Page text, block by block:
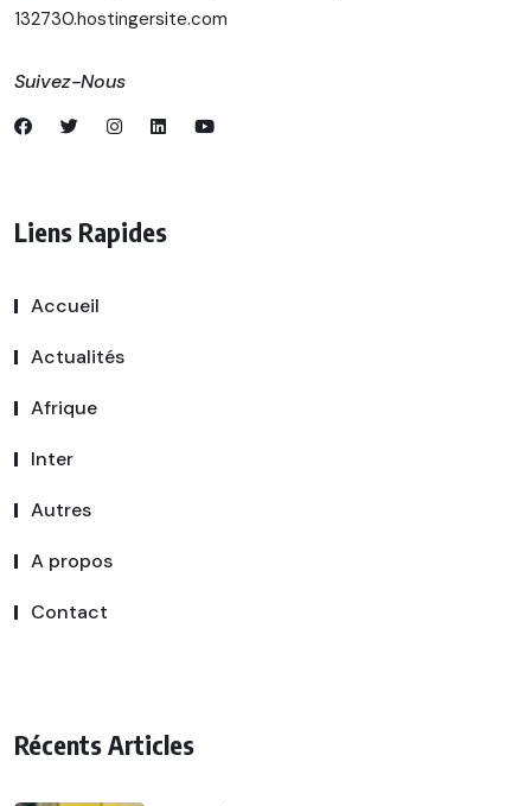
132730.hostingersite.com
Suivez-Nous
Liens Rapides
Accueil
Actualités
Afrique
Inter
Autres
A propos
Contact
Récents Articles